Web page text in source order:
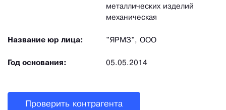
металлических изделий
механическая
Название юр лица: "ЯРМЗ", ООО
Год основания: 05.05.2014
Проверить контрагента